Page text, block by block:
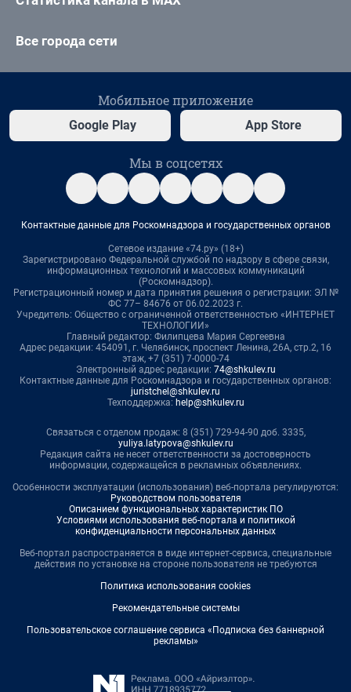
Все города сети
Мобильное приложение
Google Play App Store
Мы в соцсетях
Контактные данные для Роскомнадзора и государственных органов
Сетевое издание «74.ру» (18+)
Зарегистрировано Федеральной службой по надзору в сфере связи,
информационных технологий и массовых коммуникаций
(Роскомнадзор).
Регистрационный номер и дата принятия решения о регистрации: ЭЛ №
ФС 77– 84676 от 06.02.2023 г.
Учредитель: Общество с ограниченной ответственностью «ИНТЕРНЕТ
ТЕХНОЛОГИИ»
Главный редактор: Филипцева Мария Сергеевна
Адрес редакции: 454091, г. Челябинск, проспект Ленина, 26А, стр.2, 16
этаж, +7 (351) 7-0000-74
Электронный адрес редакции: 74@shkulev.ru
Контактные данные для Роскомнадзора и государственных органов:
juristchel@shkulev.ru
Техподдержка: help@shkulev.ru
Связаться с отделом продаж: 8 (351) 729-94-90 доб. 3335,
yuliya.latypova@shkulev.ru
Редакция сайта не несет ответственности за достоверность
информации, содержащейся в рекламных объявлениях.
Особенности эксплуатации (использования) веб-портала регулируются:
Руководством пользователя
Описанием функциональных характеристик ПО
Условиями использования веб-портала и политикой
конфиденциальности персональных данных
Веб-портал распространяется в виде интернет-сервиса, специальные
действия по установке на стороне пользователя не требуются
Политика использования cookies
Рекомендательные системы
Пользовательское соглашение сервиса «Подписка без баннерной
рекламы»